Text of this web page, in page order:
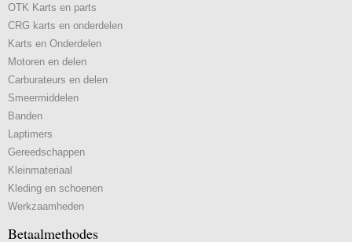
OTK Karts en parts
CRG karts en onderdelen
Karts en Onderdelen
Motoren en delen
Carburateurs en delen
Smeermiddelen
Banden
Laptimers
Gereedschappen
Kleinmateriaal
Kleding en schoenen
Werkzaamheden
Betaalmethodes